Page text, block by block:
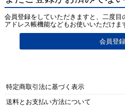
会員登録をしていただきますと、二度目
アドレス帳機能などもお使いいただけま
特定商取引法に基づく表示
送料とお支払い方法について